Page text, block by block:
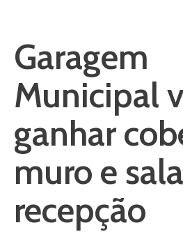
Garagem
Municipal
ganhar
muro e
recepção